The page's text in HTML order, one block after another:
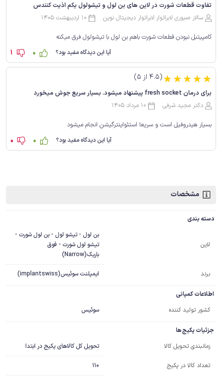
تفاوت قطعات شورت در لاین های بن لول و تیشو‌لول یکم اذیت کنندس
سالار صبوری لابراتوار لابراتوار دیجیتال نوین
10 اردیبهشت 1405
کامپیتبل نبودن قطعات شورت باهم بن لول با تیشو‌لول فرق میکنه
آیا این دیدگاه مفید بود؟ 0
1
(4.5 از 5)☆☆☆☆☆
برای درمان fresh socket پیشنهاد میشود. بسیار سریع جوش میخورد
دکتر مجید شرفی
10 مرداد 1405
بسیار هیدروفیل است و سریعا استئواینترگیشن انجام میشود
آیا این دیدگاه مفید بود؟ 0
0
مشخصات
دسته بندی
لاین
بن لول - تیشو لول - بن لول شورت -
تیشو لول شورت - فوق
باریک(Narrow)
برند ایمپلنت سوئیس(implantswiss)
اطلاعات کمپانی
کشور تولید کننده
سوئیس
جزئیات پکیج ها
زمانبندی تحویل کالا
تحویل کل کالاهای پکیج در ابتدا
تعداد کالا در پکیج 110